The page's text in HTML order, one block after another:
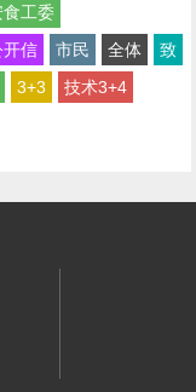
食工委
开信 市民 全体
致
3+3
技术3+4